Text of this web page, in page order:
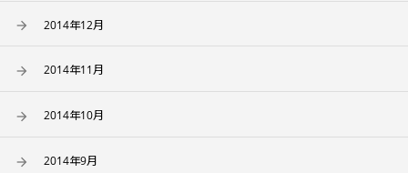
2014年12月
2014年11月
2014年10月
2014年9月